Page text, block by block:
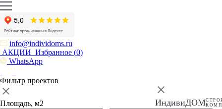
info@individoms.ru
АКЦИИ Избранное (0)
WhatsApp
ИндивиДОМ
Фильтр проектов
Площадь, м2